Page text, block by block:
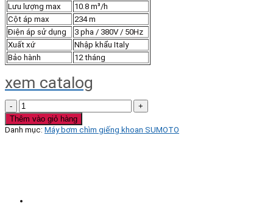
Lưu lượng max
10.8 m³/h
Cột áp max
234 m
Điện áp sử dụng
3 pha / 380V / 50Hz
Xuất xứ
Nhập khẩu Italy
Bảo hành
12 tháng
xem catalog
Bơm
chìm
giếng
khoan
Thêm vào giỏ hàng
Danh mục: Máy bơm chìm giếng khoan SUMOTO